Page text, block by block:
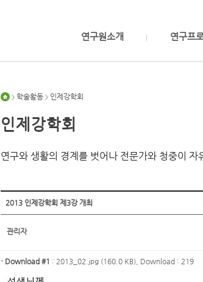
연구원소개 연구프
> 학술활동 > 인제강학회
인제강학회
연구와 생활의 경계를 벗어나 전문가와 청중이
2013 인제강학회 제3강 개최
관리자
- Download #1 : 2013_02.jpg (160.0 KB) , Download : 219